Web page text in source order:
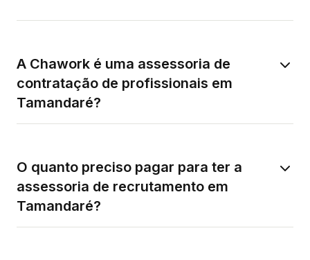
A Chawork é uma assessoria de
contratação de profissionais em
Tamandaré?
O quanto preciso pagar para ter a
assessoria de recrutamento em
Tamandaré?